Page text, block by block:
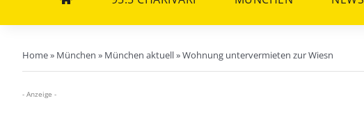
Home» München » München aktuell»Wohnung untervermieten zur Wiesn
- Anzeige -